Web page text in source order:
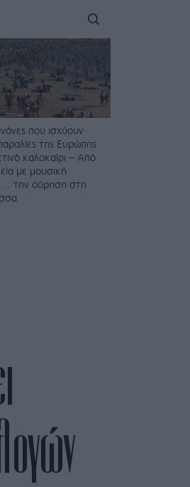
που ισχύουν
της Ευρώπης
καλοκαίρι – Από
με μουσική
την ούρηση στη